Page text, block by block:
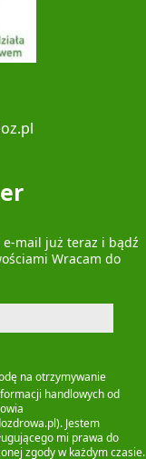
e-mail już teraz i bądź
Wracam do
na otrzymywanie
handlowych od
Jestem
mi prawa do
zgody w każdym czasie.